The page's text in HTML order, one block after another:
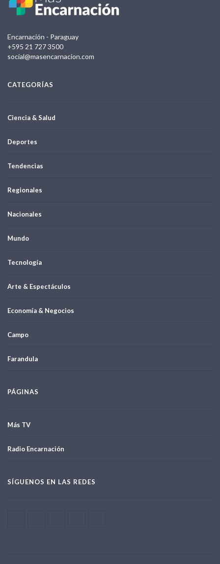
Encarnación - Paraguay
+595 21 727 3500
social@masencarnacion.com
CATEGORÍAS
Ciencia & Salud
Deportes
Tendencias
Regionales
Nacionales
Mundo
Tecnología
Arte & Espectáculos
Economía & Negocios
Campo
Farandula
PÁGINAS
Más TV
Radio Encarnación
SÍGUENOS EN LAS REDES